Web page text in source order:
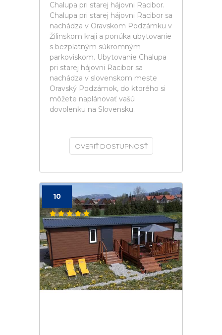
Chalupa pri starej hájovni Racibor.
Chalupa pri starej hájovni Racibor sa
nachádza v Oravskom Podzámku v
Žilinskom kraji a ponúka ubytovanie
s bezplatným súkromným
parkoviskom. Ubytovanie Chalupa
pri starej hájovni Racibor sa
nachádza v slovenskom meste
Oravský Podzámok, do ktorého si
môžete naplánovať vašú
dovolenku na Slovensku.
OVERIŤ DOSTUPNOSŤ
10